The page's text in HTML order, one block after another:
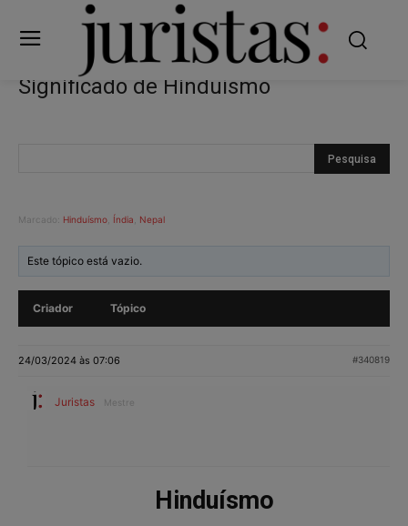
Significado de Hinduísmo
Marcado: Hinduísmo Índia Nepal
Este tópico está vazio.
Criador Tópico
24/03/2024 às 07:06 #340819
Juristas Mestre
Hinduísmo